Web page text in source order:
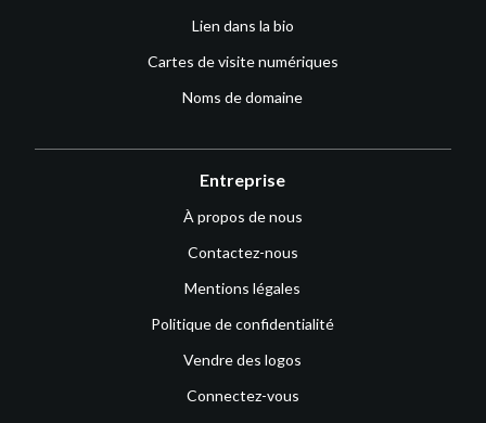
Lien dans la bio
Cartes de visite numériques
Noms de domaine
Entreprise
À propos de nous
Contactez-nous
Mentions légales
Politique de confidentialité
Vendre des logos
Connectez-vous